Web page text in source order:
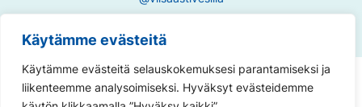
Käytämme evästeitä
Käytämme evästeitä selauskokemuksesi parantamiseksi ja
liikenteemme analysoimiseksi. Hyväksyt evästeidemme
Tietosuojaseloste